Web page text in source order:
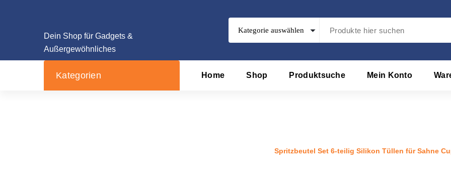
Dein Shop für Gadgets &
Außergewöhnliches
Kategorien Home Shop Produktsuche Mein Konto
Spritzbeutel Set 6-teilig Silikon Tüllen für Sahne